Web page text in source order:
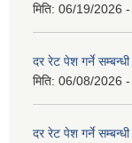
मिति: 06/19/2026
दर रेट पेश गर्ने
मिति: 06/08/2026
दर रेट पेश गर्ने